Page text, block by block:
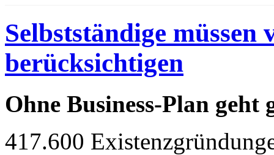
Selbstständige
berücksichtigen
Ohne Business-Plan geht
417.600